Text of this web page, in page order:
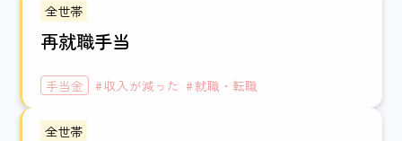
全世帯
再就職手当
手当金 収入が減った 就職・転職
全世帯